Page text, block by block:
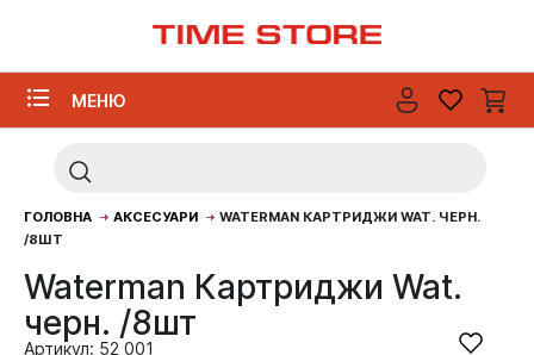
МЕНЮ
ГОЛОВНА АКСЕСУАРИ
WATERMAN КАРТРИДЖИ WAT. ЧЕРН.
/8ШТ
Waterman Картриджи Wat.
черн. /8шт
Артикул: 52 001